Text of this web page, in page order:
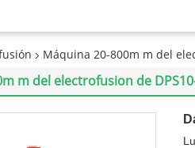
Máquina 20-800m m del
m del electrofusion de